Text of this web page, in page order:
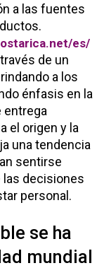
a las fuentes
es/
de un
a los
énfasis en la
entrega
el origen y la
una tendencia
sentirse
decisiones
personal.
se ha
mundial